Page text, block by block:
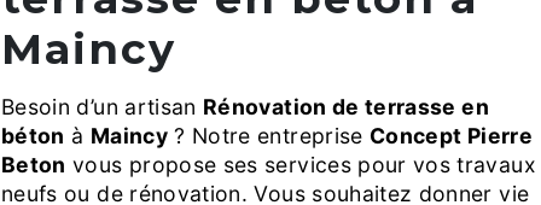
Maincy
Besoin d’un artisan Rénovation de terrasse en
béton à Maincy? Notre entreprise Concept Pierre
Beton vous propose ses services pour vos travaux
neufs ou de rénovation. Vous souhaitez donner vie